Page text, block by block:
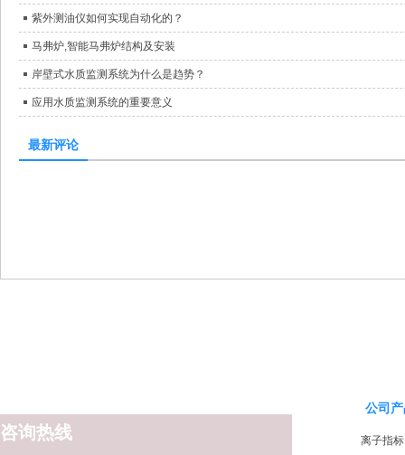
紫外测油仪如何实现自动化的？
马弗炉,智能马弗炉结构及安装
岸壁式水质监测系统为什么是趋势？
应用水质监测系统的重要意义
最新评论
咨询热线
公司
离子指标